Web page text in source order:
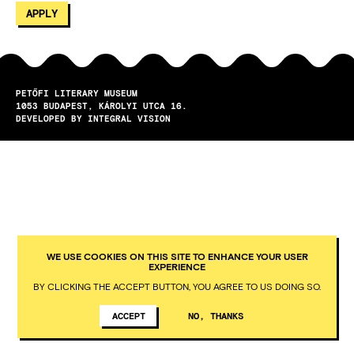
PETŐFI LITERARY MUSEUM
1053
BUDAPEST
KÁROLYI UTCA 16.
DEVELOPED BY INTEGRAL VISION
WE USE COOKIES ON THIS SITE TO ENHANCE YOUR USER
EXPERIENCE
BY CLICKING THE ACCEPT BUTTON, YOU AGREE TO US DOING SO.
ACCEPT NO, THANKS